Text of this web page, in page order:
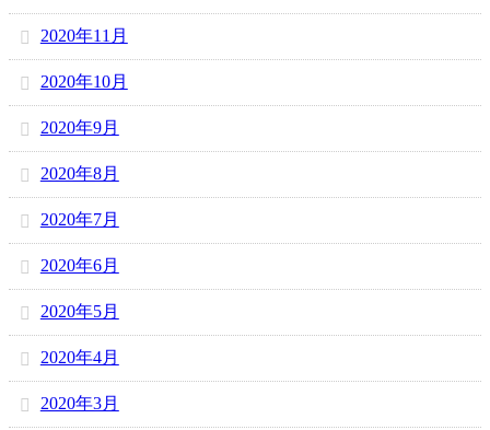
2020年11月
2020年10月
2020年9月
2020年8月
2020年7月
2020年6月
2020年5月
2020年4月
2020年3月